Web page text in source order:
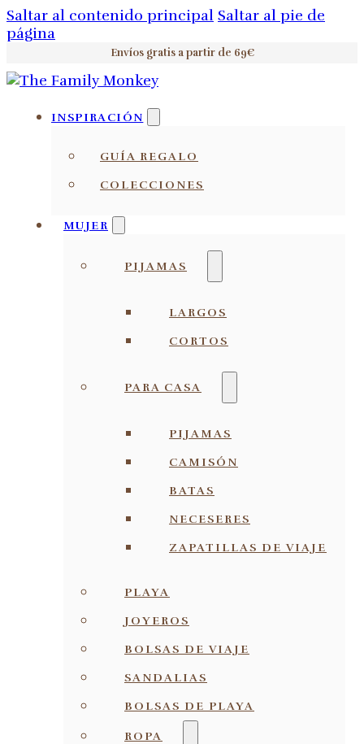
Saltar al contenido principal Saltar al pie de
página
Envíos gratis a partir de 69€
INSPIRACIÓN
GUÍA REGALO
COLECCIONES
MUJER
PIJAMAS
LARGOS
CORTOS
PARA CASA
PIJAMAS
CAMISÓN
BATAS
NECESERES
ZAPATILLAS DE VIAJE
PLAYA
JOYEROS
BOLSAS DE VIAJE
SANDALIAS
BOLSAS DE PLAYA
ROPA